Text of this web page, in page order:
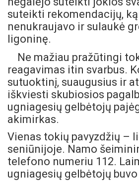
suteikti rekomendacijų,
nenukraujavo ir sulaukė
ligoninę.
Ne mažiau pražūtingi
reagavimas itin svarbus.
sutuoktinį, suaugusius ir
iškviesti skubiosios
ugniagesių gelbėtojų
akimirkas.
Vienas tokių pavyzdžių –
seniūnijoje. Namo
telefono numeriu 112.
ugniagesių gelbėtojų